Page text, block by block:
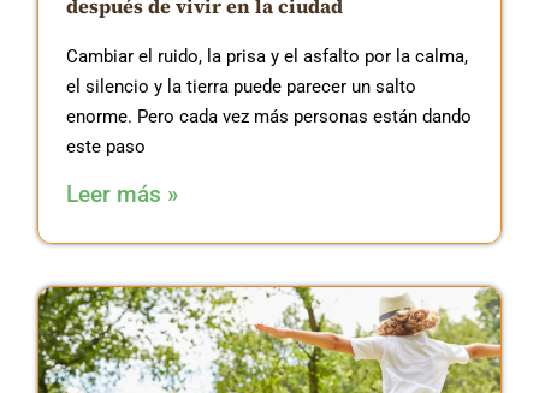
después de vivir en la ciudad
Cambiar el ruido, la prisa y el asfalto por la calma,
el silencio y la tierra puede parecer un salto
enorme. Pero cada vez más personas están dando
este paso
Leer más »